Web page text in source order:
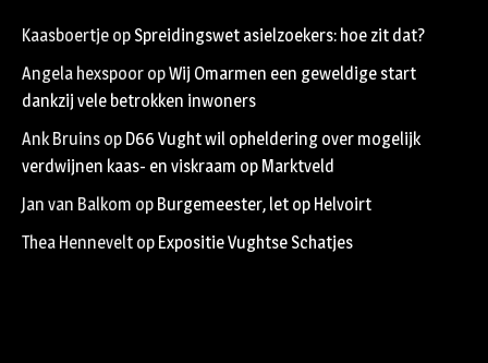
Kaasboertje op Spreidingswet asielzoekers: hoe zit dat?
Angela hexspoor opWij Omarmen een geweldige start
dankzij vele betrokken inwoners
Ank Bruins op D66 Vught wil opheldering over mogelijk
verdwijnen kaas- en viskraam op Marktveld
Jan van Balkom op Burgemeester, let op Helvoirt
Thea Hennevelt op Expositie Vughtse Schatjes